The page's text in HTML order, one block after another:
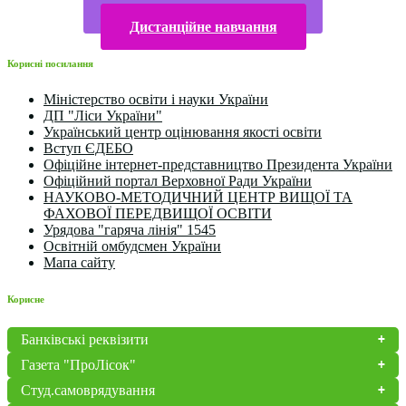
Дистанційне навчання
Корисні посилання
Міністерство освіти і науки України
ДП "Ліси України"
Український центр оцінювання якості освіти
Вступ ЄДЕБО
Офіційне інтернет-представництво Президента України
Офіційний портал Верховної Ради України
НАУКОВО-МЕТОДИЧНИЙ ЦЕНТР ВИЩОЇ ТА
ФАХОВОЇ ПЕРЕДВИЩОЇ ОСВІТИ
Урядова "гаряча лінія" 1545
Освітній омбудсмен України
Мапа сайту
Корисне
Банківські реквізити
Газета "ПроЛісок"
Студ.самоврядування